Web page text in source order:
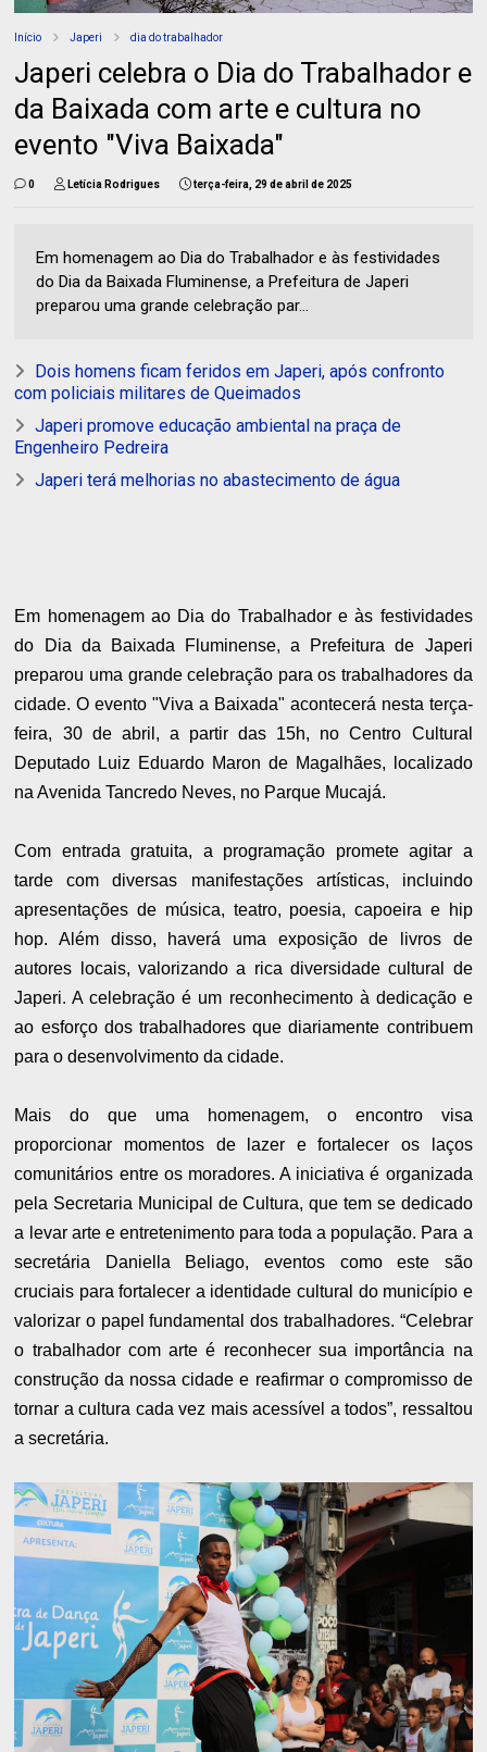
Início Japeri dia do trabalhador
Japeri celebra o Dia do Trabalhador e
da Baixada com arte e cultura no
evento "Viva Baixada"
0 Letícia Rodrigues terça-feira, 29 de abril de 2025
Em homenagem ao Dia do Trabalhador e às festividades
do Dia da Baixada Fluminense, a Prefeitura de Japeri
preparou uma grande celebração par...
Dois homens ficam feridos em Japeri, após confronto
com policiais militares de Queimados
Japeri promove educação ambiental na praça de
Engenheiro Pedreira
Japeri terá melhorias no abastecimento de água
Em homenagem ao Dia do Trabalhador e às festividades
do Dia da Baixada Fluminense, a Prefeitura de Japeri
preparou uma grande celebração para os trabalhadores da
cidade. O evento "Viva a Baixada" acontecerá nesta terça-
feira, 30 de abril, a partir das 15h, no Centro Cultural
Deputado Luiz Eduardo Maron de Magalhães, localizado
na Avenida Tancredo Neves, no Parque Mucajá.
Com entrada gratuita, a programação promete agitar a
tarde com diversas manifestações artísticas, incluindo
apresentações de música, teatro, poesia, capoeira e hip
hop. Além disso, haverá uma exposição de livros de
autores locais, valorizando a rica diversidade cultural de
Japeri. A celebração é um reconhecimento à dedicação e
ao esforço dos trabalhadores que diariamente contribuem
para o desenvolvimento da cidade.
Mais do que uma homenagem, o encontro visa
proporcionar momentos de lazer e fortalecer os laços
comunitários entre os moradores. A iniciativa é organizada
pela Secretaria Municipal de Cultura, que tem se dedicado
a levar arte e entretenimento para toda a população. Para a
secretária Daniella Beliago, eventos como este são
cruciais para fortalecer a identidade cultural do município e
valorizar o papel fundamental dos trabalhadores. “Celebrar
o trabalhador com arte é reconhecer sua importância na
construção da nossa cidade e reafirmar o compromisso de
tornar a cultura cada vez mais acessível a todos”, ressaltou
a secretária.